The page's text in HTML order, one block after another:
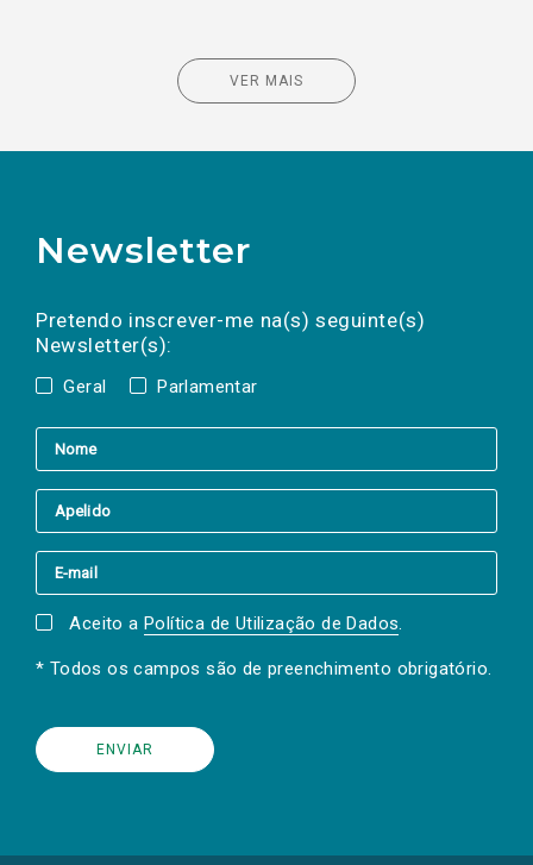
VER MAIS
Newsletter
Pretendo inscrever-me na(s) seguinte(s)
Newsletter(s):
Geral Parlamentar
a(s) newsletter(s).
mail
Aceito a Política de Utilização de Dados.
* Todos os campos são de preenchimento obrigatório.